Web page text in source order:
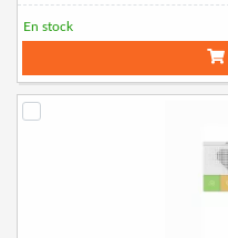
En stock